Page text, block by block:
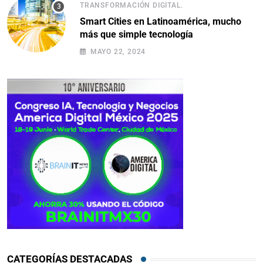
TRANSFORMACIÓN DIGITAL.
Smart Cities en Latinoamérica, mucho
más que simple tecnología
MAYO 22, 2024
CATEGORÍAS DESTACADAS